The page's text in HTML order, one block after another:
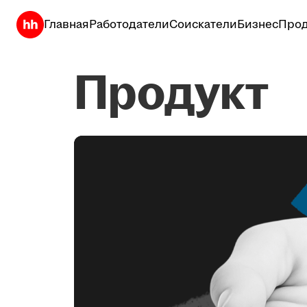
ГлавнаяРаботодателиСоискателиБизнес
Продукт